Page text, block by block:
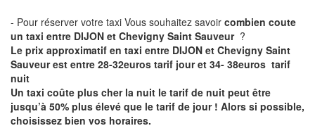
- Pour réserver votre taxi Vous souhaitez savoir combien coute
un taxi entre DIJON et Chevigny Saint Sauveur ?
Le prix approximatif en taxi entre DIJON et Chevigny Saint
Sauveur est entre 28-32euros tarif jour et 34- 38euros tarif
nuit
Un taxi coûte plus cher la nuit le tarif de nuit peut être
jusqu’à 50% plus élevé que le tarif de jour ! Alors si possible,
choisissez bien vos horaires.